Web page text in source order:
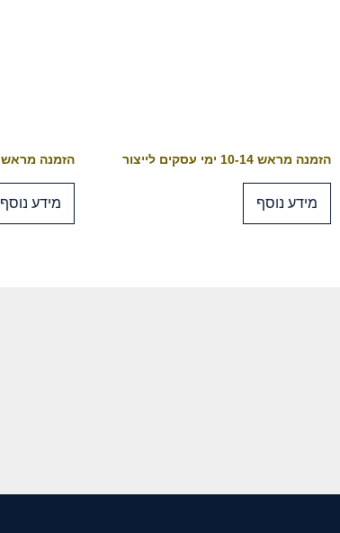
הזמנה מראש 10-14 ימי עסקים לייצור
מידע נוסף
הזמנה מראש 10-14 ימי עסקים לייצור
מידע נוסף